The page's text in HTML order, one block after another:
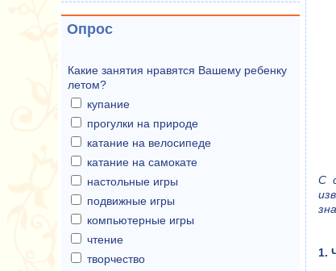
С
1.
Опрос
Какие занятия нравятся Вашему ребенку
летом?
купание
прогулки на природе
катание на велосипеде
катание на самокате
настольные игры
подвижные игры
компьютерные игры
чтение
творчество